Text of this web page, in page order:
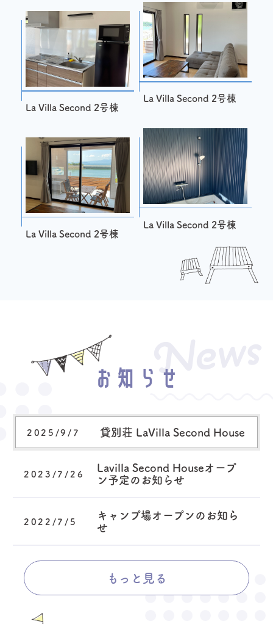
La Villa Second 2号棟
La Villa Second 2号棟
La Villa Second 2号棟
La Villa Second 2号棟
News
お知らせ
2025/9/7 貸別荘 LaVilla Second House
2023/7/26
Lavilla Second Houseオープ
ン予定のお知らせ
2022/7/5
キャンプ場オープンのお知ら
せ
もっと見る